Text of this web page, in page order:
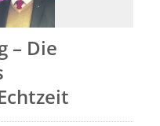
– Die